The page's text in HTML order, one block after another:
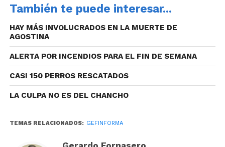
“Hablamos de la necesidad que el país tenga una
relación institucional como lo merece Córdoba y con
Juan tenemos una visión parecida de lo que está
central”, sostuvo Fernández, quien además agregó
que le expresó al mandatario provincial sus deseos
de ser lo que siempre fue “Un amigo de Córdoba”.
También te puede interesar...
HAY MÁS INVOLUCRADOS EN LA MUERTE DE
AGOSTINA
ALERTA POR INCENDIOS PARA EL FIN DE SEMANA
CASI 150 PERROS RESCATADOS
LA CULPA NO ES DEL CHANCHO
TEMAS RELACIONADOS: GEFINFORMA